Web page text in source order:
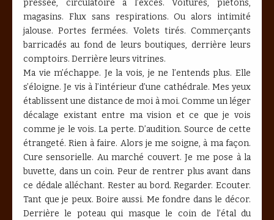
pressée, circulatoire à l’excès. Voitures, piétons,
magasins. Flux sans respirations. Ou alors intimité
jalouse. Portes fermées. Volets tirés. Commerçants
barricadés au fond de leurs boutiques, derrière leurs
comptoirs. Derrière leurs vitrines.
Ma vie m’échappe. Je la vois, je ne l’entends plus. Elle
s’éloigne. Je vis à l’intérieur d’une cathédrale. Mes yeux
établissent une distance de moi à moi. Comme un léger
décalage existant entre ma vision et ce que je vois
comme je le vois. La perte. D’audition. Source de cette
étrangeté. Rien à faire. Alors je me soigne, à ma façon.
Cure sensorielle. Au marché couvert. Je me pose à la
buvette, dans un coin. Peur de rentrer plus avant dans
ce dédale alléchant. Rester au bord. Regarder. Ecouter.
Tant que je peux. Boire aussi. Me fondre dans le décor.
Derrière le poteau qui masque le coin de l’étal du